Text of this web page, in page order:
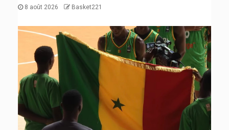
8 août 2026 Basket221